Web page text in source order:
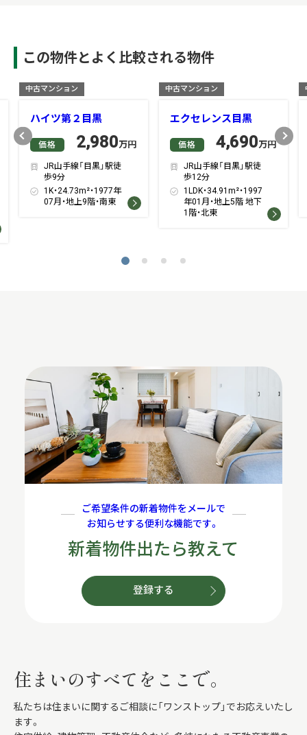
この物件とよく比較される物件
Previous
中古マンション
ハイツ第２目黒
価格 2,980万円
JR山手線「目黒」駅徒
歩9分
1K・24.73m²・1977年
07月・地上9階・南東
中古マンション
エクセレンス目黒
価格 4,690万円
JR山手線「目黒」駅徒
歩12分
1LDK・34.91m²・1997
年01月・地上5階 地下
1階・北東
Next
ご希望条件の新着物件をメールで
お知らせする便利な機能です。
新着物件出たら教えて
登録する
住まいのすべてをここで。
私たちは住まいに関するご相談に「ワンストップ」でお応えいたし
ます。